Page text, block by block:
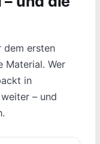
dem ersten
Material. Wer
in
– und